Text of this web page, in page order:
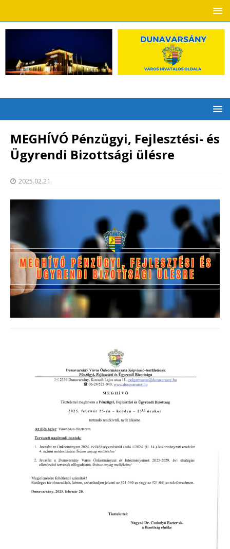
MEGHÍVÓ Pénzügyi, Fejlesztési- és
Ügyrendi Bizottsági ülésre
2025.02.21.